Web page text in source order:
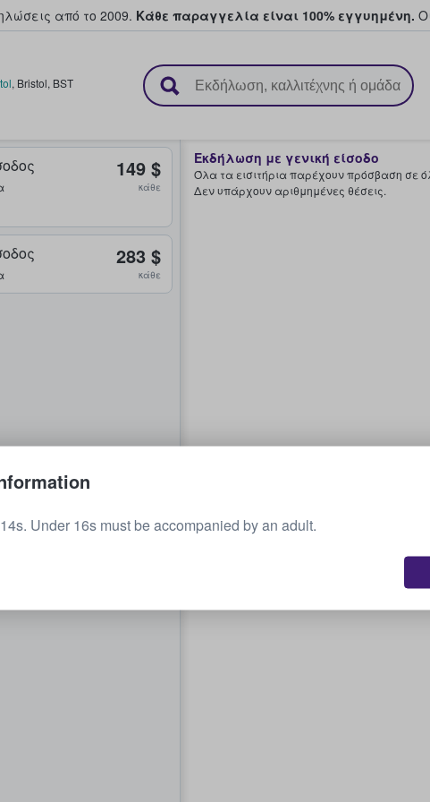
από το 2009. Κάθε παραγγελία είναι 100% εγγυημένη.
και πουλούν εισιτήρια
, Bristol, BST
149 $
κάθε
283 $
κάθε
Εκδήλωση με γενική είσοδο
Όλα τα εισιτήρια παρέχουν πρόσβαση σε
Δεν υπάρχουν αριθμημένες θέσεις.
Under 16s must be accompanied by an adult.